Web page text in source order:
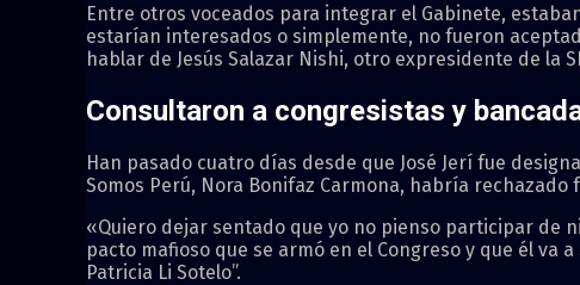
Entre otros voceados para integrar el Gabinete,
estarían interesados o simplemente, no fueron
hablar de Jesús Salazar Nishi, otro expresidente de la
Consultaron a congresistas y
Han pasado cuatro días desde que José Jerí fue
Somos Perú, Nora Bonifaz Carmona, habría
«Quiero dejar sentado que yo no pienso participar de
pacto mafioso que se armó en el Congreso y que él
Patricia Li Sotelo”.